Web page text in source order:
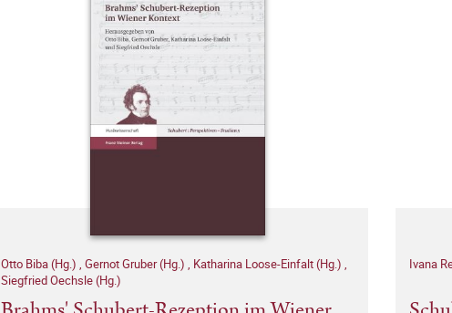
Otto Biba (Hg.) , Gernot Gruber (Hg.) , Katharina Loose-Einfalt (Hg.) ,
Siegfried Oechsle (Hg.)
Ivana